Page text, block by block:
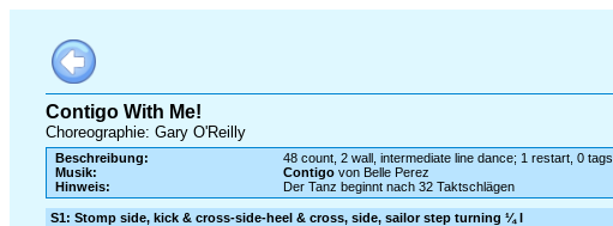
Contigo With Me!
Choreographie: Gary O'Reilly
Beschreibung:
48 count, 2 wall, intermediate line dance; 1 restart, 0 tags
Musik:
Contigovon Belle Perez
Hinweis:
Der Tanz beginnt nach 32 Taktschlägen
S1: Stomp side, kick & cross-side-heel & cross, side, sailor step turning ¼ l